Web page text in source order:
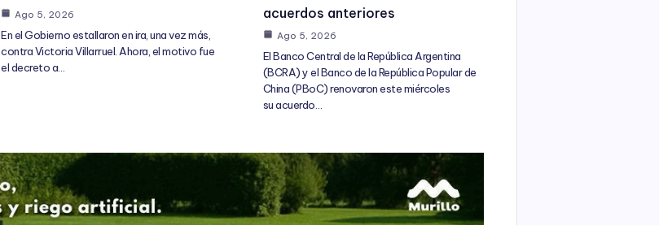
Ago 5, 2026
En el Gobierno estallaron en ira, una vez más,
contra Victoria Villarruel. Ahora, el motivo fue
el decreto a…
acuerdos anteriores
Ago 5, 2026
El Banco Central de la República Argentina
(BCRA) y el Banco de la República Popular de
China (PBoC) renovaron este miércoles
su acuerdo…